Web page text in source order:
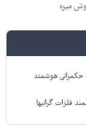
حکمرانی هوشمند
فلزات گرانبها